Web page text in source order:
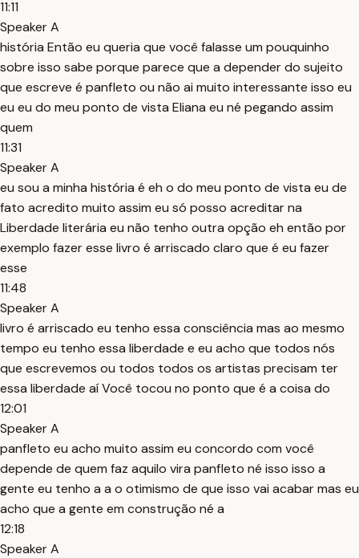
11:11
Speaker A
história Então eu queria que você falasse um pouquinho
sobre isso sabe porque parece que a depender do sujeito
que escreve é panfleto ou não ai muito interessante isso eu
eu eu do meu ponto de vista Eliana eu né pegando assim
quem
11:31
Speaker A
eu sou a minha história é eh o do meu ponto de vista eu de
fato acredito muito assim eu só posso acreditar na
Liberdade literária eu não tenho outra opção eh então por
exemplo fazer esse livro é arriscado claro que é eu fazer
esse
11:48
Speaker A
livro é arriscado eu tenho essa consciência mas ao mesmo
tempo eu tenho essa liberdade e eu acho que todos nós
que escrevemos ou todos todos os artistas precisam ter
essa liberdade aí Você tocou no ponto que é a coisa do
12:01
Speaker A
panfleto eu acho muito assim eu concordo com você
depende de quem faz aquilo vira panfleto né isso isso a
gente eu tenho a a o otimismo de que isso vai acabar mas eu
acho que a gente em construção né a
12:18
Speaker A